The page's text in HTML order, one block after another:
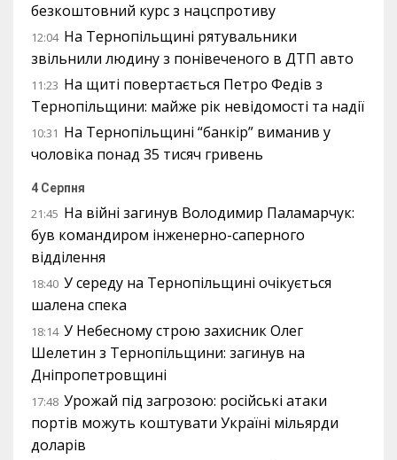
безкоштовний курс з нацспротиву
12:04 На Тернопільщині рятувальники
звільнили людину з понівеченого в ДТП авто
11:23 На щиті повертається Петро Федів з
Тернопільщини: майже рік невідомості та надії
10:31 На Тернопільщині “банкір” виманив у
чоловіка понад 35 тисяч гривень
4 Серпня
21:45 На війні загинув Володимир Паламарчук:
був командиром інженерно-саперного
відділення
18:40 У середу на Тернопільщині очікується
шалена спека
18:14 У Небесному строю захисник Олег
Шелетин з Тернопільщини: загинув на
Дніпропетровщині
17:48 Урожай під загрозою: російські атаки
портів можуть коштувати Україні мільярди
доларів